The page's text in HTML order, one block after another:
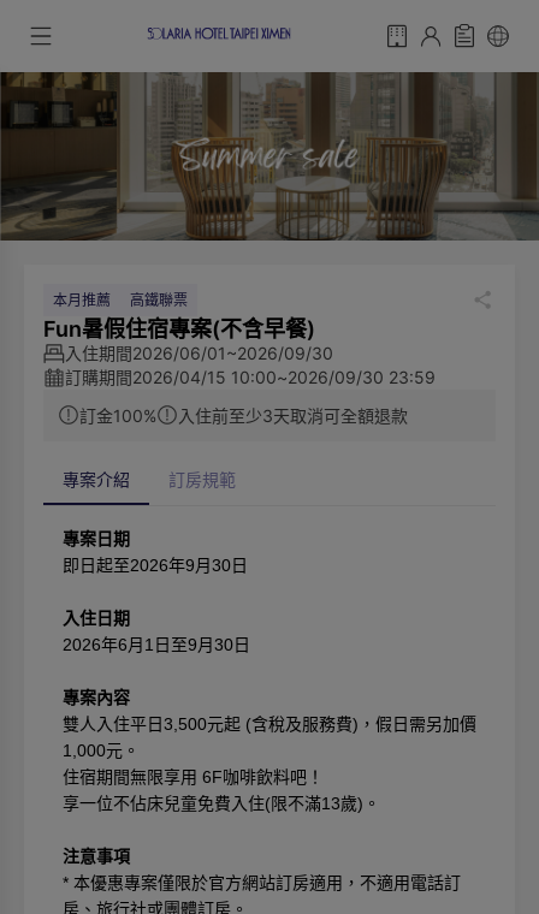
本月推薦 高鐵聯票
Fun暑假住宿專案(不含早餐)
入住期間2026/06/01~2026/09/30
訂購期間2026/04/15 10:00~2026/09/30 23:59
訂金100%
入住前至少3天取消可全額退款
專案介紹
專案日期
即日起至2026年9月30日
入住日期
2026年6月1日至9月30日
專案內容
雙人入住平日3,500元起 (含稅及服務費)，假日需另加價
1,000元。
住宿期間無限享用 6F咖啡飲料吧！
享一位不佔床兒童免費入住(限不滿13歲)。
注意事項
* 本優惠專案僅限於官方網站訂房適用，不適用電話訂
房、旅行社或團體訂房。
訂房規範